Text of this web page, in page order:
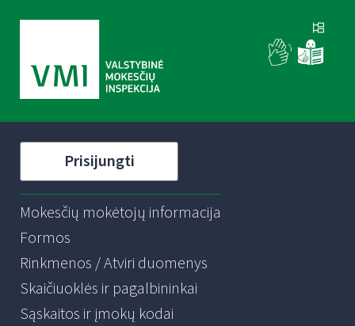
Prisijungti
Mokesčių mokėtojų informacija
Formos
Rinkmenos / Atviri duomenys
Skaičiuoklės ir pagalbininkai
Sąskaitos ir įmokų kodai